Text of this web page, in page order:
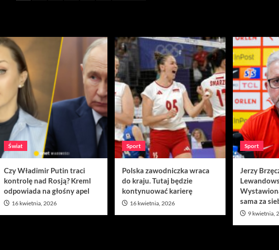
Świat
Czy Władimir Putin traci
kontrolę nad Rosją? Kreml
odpowiada na głośny apel
16 kwietnia, 2026
Sport
Polska zawodniczka wraca
do kraju. Tutaj będzie
kontynuować karierę
16 kwietnia, 2026
Sport
Jerzy
sama za
9 kwietnia,